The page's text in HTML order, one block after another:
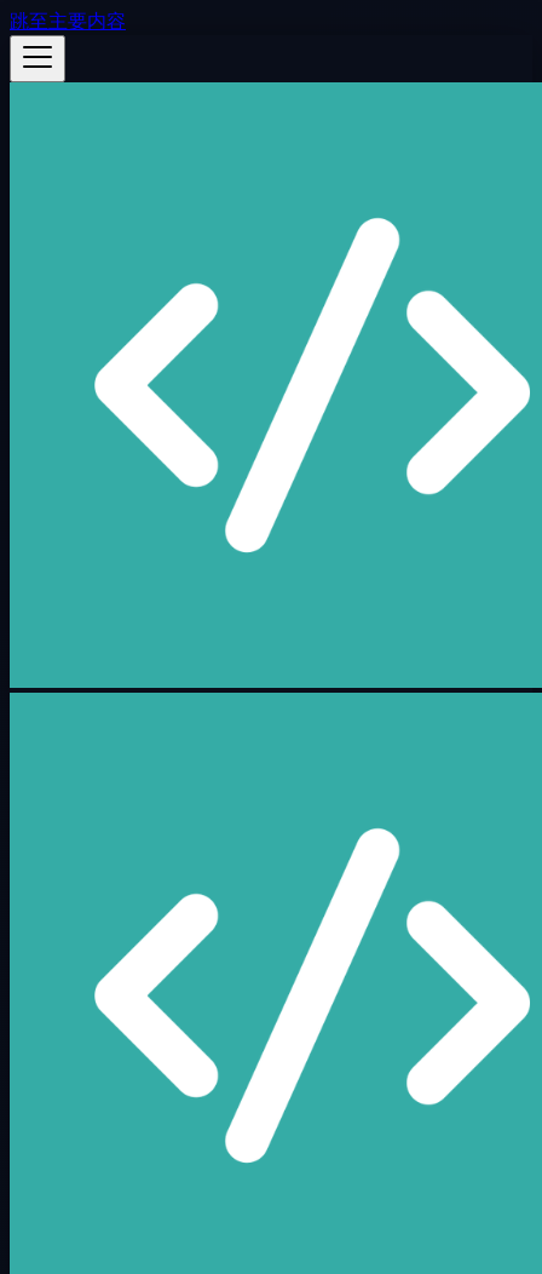
跳至主要内容